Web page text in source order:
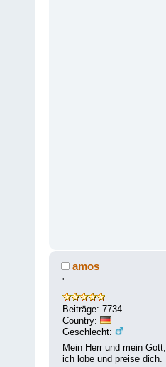
amos
'
Beiträge: 7734
Country:
Geschlecht:
Mein Herr und mein Gott,
ich lobe und preise dich.